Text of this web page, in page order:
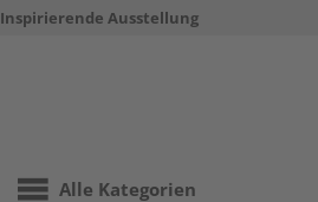
Inspirierende Ausstellung
Alle Kategorien